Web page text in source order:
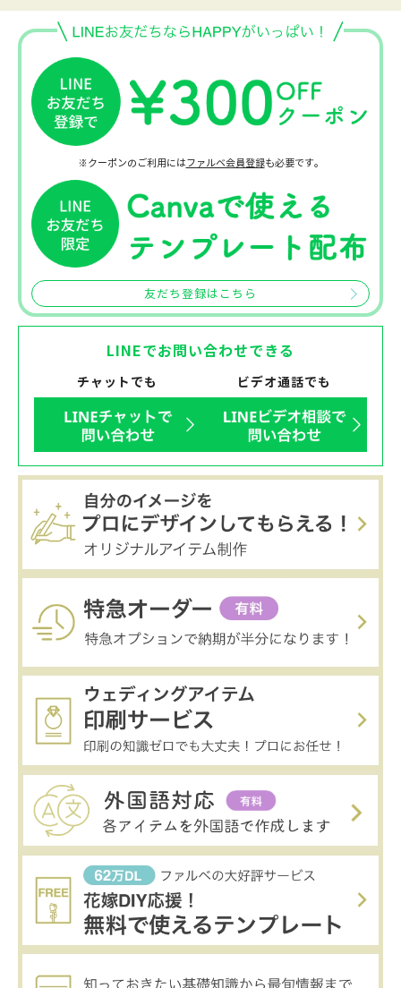
※クーポンのご利用にはファルベ会員登録も必要です。
友だち登録はこちら
LINEでお問い合わせできる
チャットでも ビデオ通話でも